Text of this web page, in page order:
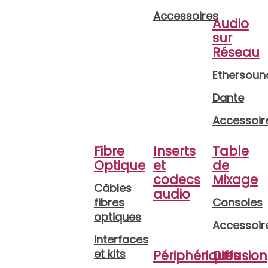
AccessoiresAudio
sur
Réseau
Dante
Fibre
Optique
Câbles
fibres
optiques
Interfaces
et kits
Inserts
et
codecs
audio
Table
de
Mixage
Consoles
PériphériquesDiffusion